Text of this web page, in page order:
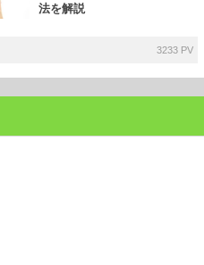
法を解説
3233 PV